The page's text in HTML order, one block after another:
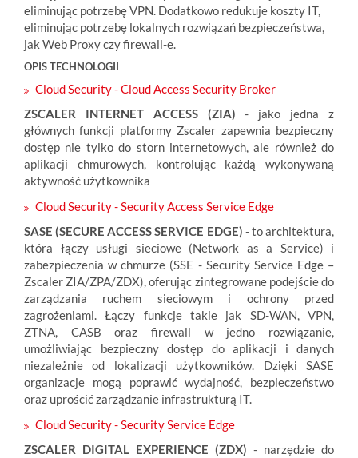
eliminując potrzebę VPN. Dodatkowo redukuje koszty IT,
eliminując potrzebę lokalnych rozwiązań bezpieczeństwa,
jak Web Proxy czy firewall-e.
OPIS TECHNOLOGII
Cloud Security - Cloud Access Security Broker
ZSCALER INTERNET ACCESS (ZIA) - jako jedna z
głównych funkcji platformy Zscaler zapewnia bezpieczny
dostęp nie tylko do storn internetowych, ale również do
aplikacji chmurowych, kontrolując każdą wykonywaną
aktywność użytkownika
Cloud Security - Security Access Service Edge
SASE (SECURE ACCESS SERVICE EDGE) - to architektura,
która łączy usługi sieciowe (Network as a Service) i
zabezpieczenia w chmurze (SSE - Security Service Edge –
Zscaler ZIA/ZPA/ZDX), oferując zintegrowane podejście do
zarządzania ruchem sieciowym i ochrony przed
zagrożeniami. Łączy funkcje takie jak SD-WAN, VPN,
ZTNA, CASB oraz firewall w jedno rozwiązanie,
umożliwiając bezpieczny dostęp do aplikacji i danych
niezależnie od lokalizacji użytkowników. Dzięki SASE
organizacje mogą poprawić wydajność, bezpieczeństwo
oraz uprościć zarządzanie infrastrukturą IT.
Cloud Security - Security Service Edge
ZSCALER DIGITAL EXPERIENCE (ZDX) - narzędzie do